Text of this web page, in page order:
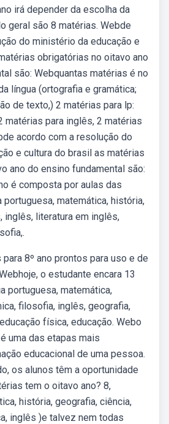
irá depender da escolha da
geral são 8 matérias. Webde
do ministério da educação e
obrigatórias no oitavo ano
são: Webquantas matérias é no
língua (ortografia e gramática;
de texto,) 2 matérias para lp:
matérias para inglês, 2 matérias
acordo com a resolução do
e cultura do brasil as matérias
ano do ensino fundamental são:
é composta por aulas das
matemática, história,
inglês, literatura em inglês,
8º ano prontos para uso e de
o estudante encara 13
portuguesa, matemática,
filosofia, inglês, geografia,
física, educação. Webo
uma das etapas mais
educacional de uma pessoa.
os alunos têm a oportunidade
tem o oitavo ano? 8,
história, geografia, ciência,
inglês )e talvez nem todas